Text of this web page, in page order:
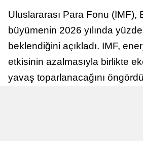
Uluslararası Para Fonu (IMF),
büyümenin 2026 yılında
beklendiğini açıkladı. IMF,
etkisinin azalmasıyla birlikte
yavaş toparlanacağını